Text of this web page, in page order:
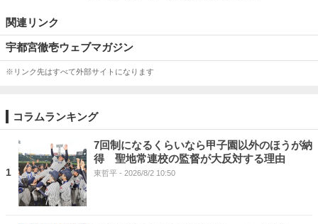
関連リンク
宇都宮徹壱ウェブマガジン
※リンク先はすべて外部サイトになります
コラムランキング
1
7回制になるくらいなら甲子園以外のほうが納
得 聖地常連校の監督が大反対する理由
東哲平 - 2026/8/2 10:50